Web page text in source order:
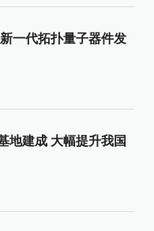
一代拓扑量子器件发
地建成 大幅提升我国